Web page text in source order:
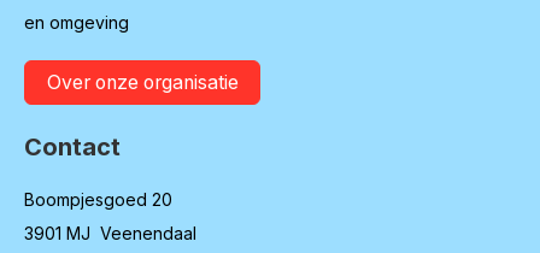
en omgeving
Over onze organisatie
Contact
Boompjesgoed 20
3901 MJ Veenendaal